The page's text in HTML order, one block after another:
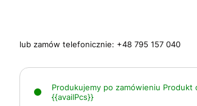
lub zamów telefonicznie: +48 795 157 040
Produkujemy po zamówieniu Produkt
{{availPcs}}